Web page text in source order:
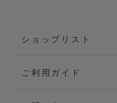
ショップリスト
ご利用ガイド